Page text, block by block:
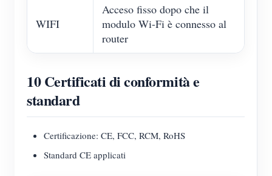
WIFI
Acceso fisso dopo che il
modulo Wi-Fi è connesso al
router
10 Certificati di conformità e
standard
Certificazione: CE, FCC, RCM, RoHS
Standard CE applicati